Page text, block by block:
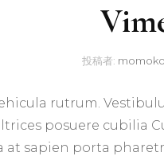
投稿者: momoko
rutrum.
posuere cubilia
at sapien porta